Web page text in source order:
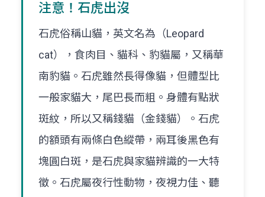
注意！石虎出沒
石虎俗稱山貓，英文名為（Leopard
cat），食肉目、貓科、豹貓屬，又稱華
南豹貓。石虎雖然長得像貓，但體型比
一般家貓大，尾巴長而粗。身體有點狀
斑紋，所以又稱錢貓（金錢貓）。石虎
的額頭有兩條白色縱帶，兩耳後黑色有
塊圓白斑，是石虎與家貓辨識的一大特
徵。石虎屬夜行性動物，夜視力佳、聽